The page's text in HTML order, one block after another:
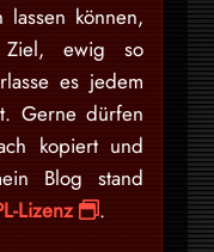
können,
ewig so
es jedem
Gerne dürfen
kopiert und
Blog stand
Lizenz .